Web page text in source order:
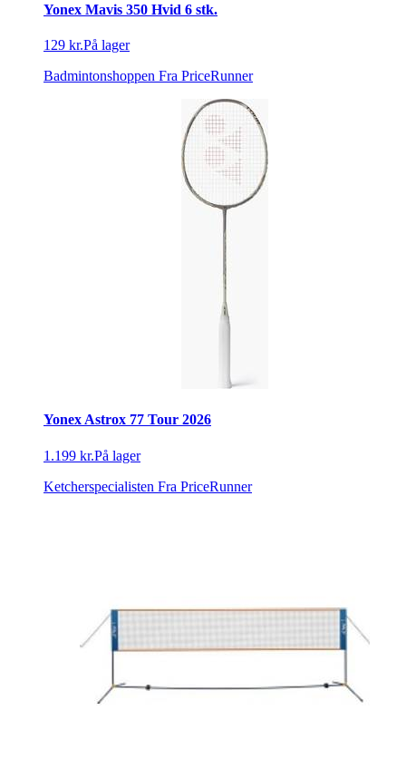
Yonex Mavis 350 Hvid 6 stk.
129 kr.På lager
Badmintonshoppen Fra PriceRunner
Yonex Astrox 77 Tour 2026
1.199 kr.På lager
Ketcherspecialisten Fra PriceRunner